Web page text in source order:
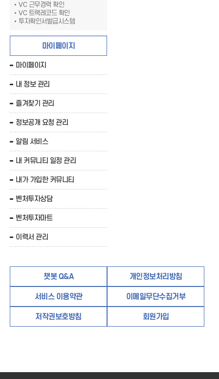
VC 근무경력 확인
VC 트랙레코드 확인
투자확인서발급시스템
마이페이지
마이페이지
내 정보 관리
즐겨찾기 관리
정보공개 요청 관리
알림 서비스
내 커뮤니티 일정 관리
내가 가입한 커뮤니티
벤처투자상담
벤처투자마트
이력서 관리
챗봇 Q&A 개인정보처리방침
서비스 이용약관 이메일무단수집거부
저작권보호방침 회원가입